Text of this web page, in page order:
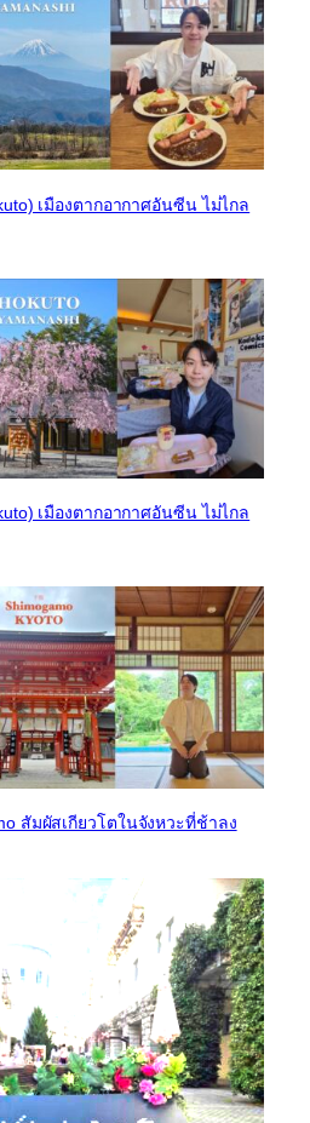
เมืองตากอากาศอันซีน ไม่ไกล
เมืองตากอากาศอันซีน ไม่ไกล
สัมผัสเกียวโตในจังหวะที่ช้าลง